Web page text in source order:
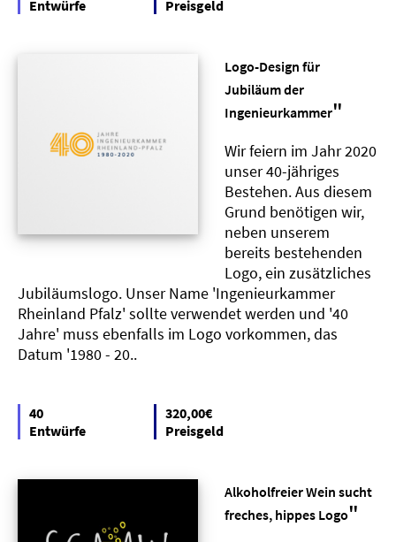
Entwürfe
Preisgeld
Logo-Design für
Jubiläum der
Ingenieurkammer"
Wir feiern im Jahr 2020
unser 40-jähriges
Bestehen. Aus diesem
Grund benötigen wir,
neben unserem
bereits bestehenden
Logo, ein zusätzliches
Jubiläumslogo. Unser Name 'Ingenieurkammer
Rheinland Pfalz' sollte verwendet werden und '40
Jahre' muss ebenfalls im Logo vorkommen, das
Datum '1980 - 20..
40
Entwürfe
320,00€
Preisgeld
Alkoholfreier Wein sucht
freches, hippes Logo"